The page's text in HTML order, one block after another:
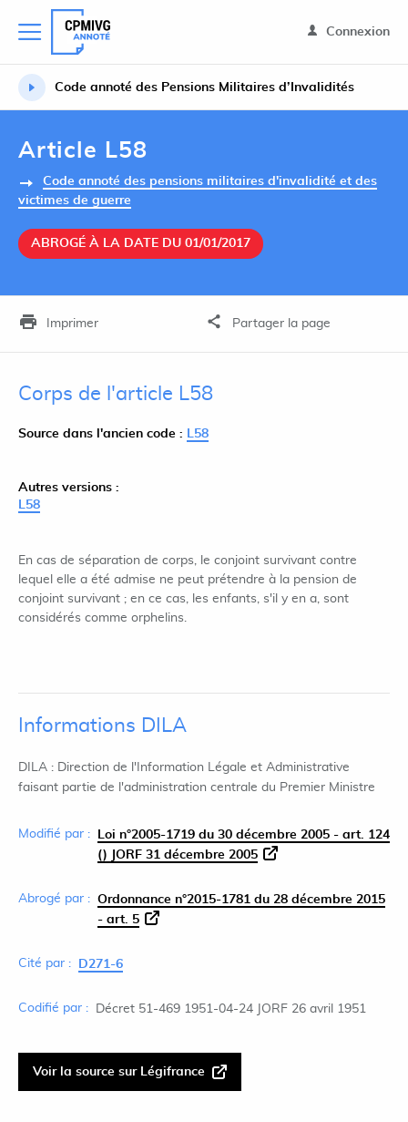
Connexion
Code annoté des Pensions Militaires d’Invalidités
Article L58
Code annoté des pensions militaires d'invalidité et des
victimes de guerre
ABROGÉ À LA DATE DU 01/01/2017
Imprimer Partager la page
Corps de l'article L58
Source dans l'ancien code : L58
Autres versions :
L58
En cas de séparation de corps, le conjoint survivant contre
lequel elle a été admise ne peut prétendre à la pension de
conjoint survivant ; en ce cas, les enfants, s'il y en a, sont
considérés comme orphelins.
Informations DILA
DILA : Direction de l'Information Légale et Administrative
faisant partie de l'administration centrale du Premier Ministre
Modifié par :
Loi n°2005-1719 du 30 décembre 2005 - art. 124
() JORF 31 décembre 2005
Abrogé par : Ordonnance n°2015-1781 du 28 décembre 2015
- art. 5
Cité par : D271-6
Codifié par : Décret 51-469 1951-04-24 JORF 26 avril 1951
Voir la source sur Légifrance